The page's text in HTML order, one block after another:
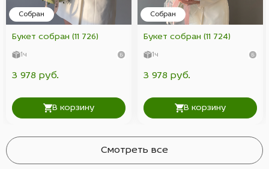
Собран
Букет собран (11 726)
1ч
3 978 руб.
В корзину
Собран
Букет собран (11 724)
1ч
3 978 руб.
В корзину
Смотреть все